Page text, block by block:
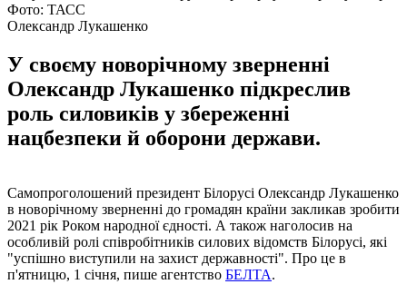
Фото: ТАСС
Олександр Лукашенко
У своєму новорічному зверненні
Олександр Лукашенко підкреслив
роль силовиків у збереженні
нацбезпеки й оборони держави.
Самопроголошений президент Білорусі Олександр Лукашенко
в новорічному зверненні до громадян країни закликав зробити
2021 рік Роком народної єдності. А також наголосив на
особливій ролі співробітників силових відомств Білорусі, які
"успішно виступили на захист державності". Про це в
п'ятницю, 1 січня, пише агентство БЕЛТА.